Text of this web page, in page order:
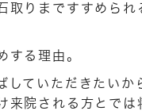
取りまですすめら
する理由。
していただきたいか
来院される方とで